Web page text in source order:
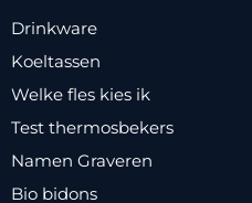
Drinkware
Koeltassen
Welke fles kies ik
Test thermosbekers
Namen Graveren
Bio bidons